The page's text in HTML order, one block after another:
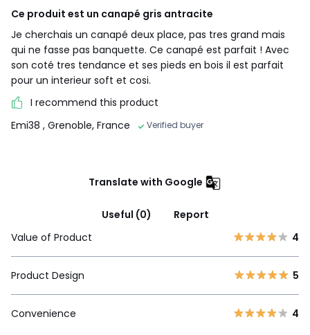
Ce produit est un canapé gris antracite
Je cherchais un canapé deux place, pas tres grand mais
qui ne fasse pas banquette. Ce canapé est parfait ! Avec
son coté tres tendance et ses pieds en bois il est parfait
pour un interieur soft et cosi.
I recommend this product
Emi38 , Grenoble, France Verified buyer
Translate with Google
Useful (0)
Report
Value of Product
4
Product Design 5
Convenience 4